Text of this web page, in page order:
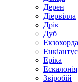
Дерен
Діервілла
Дрік
Дуб
Екзохорда
Енкіантус
Еріка
Ескалонія
Звіробій